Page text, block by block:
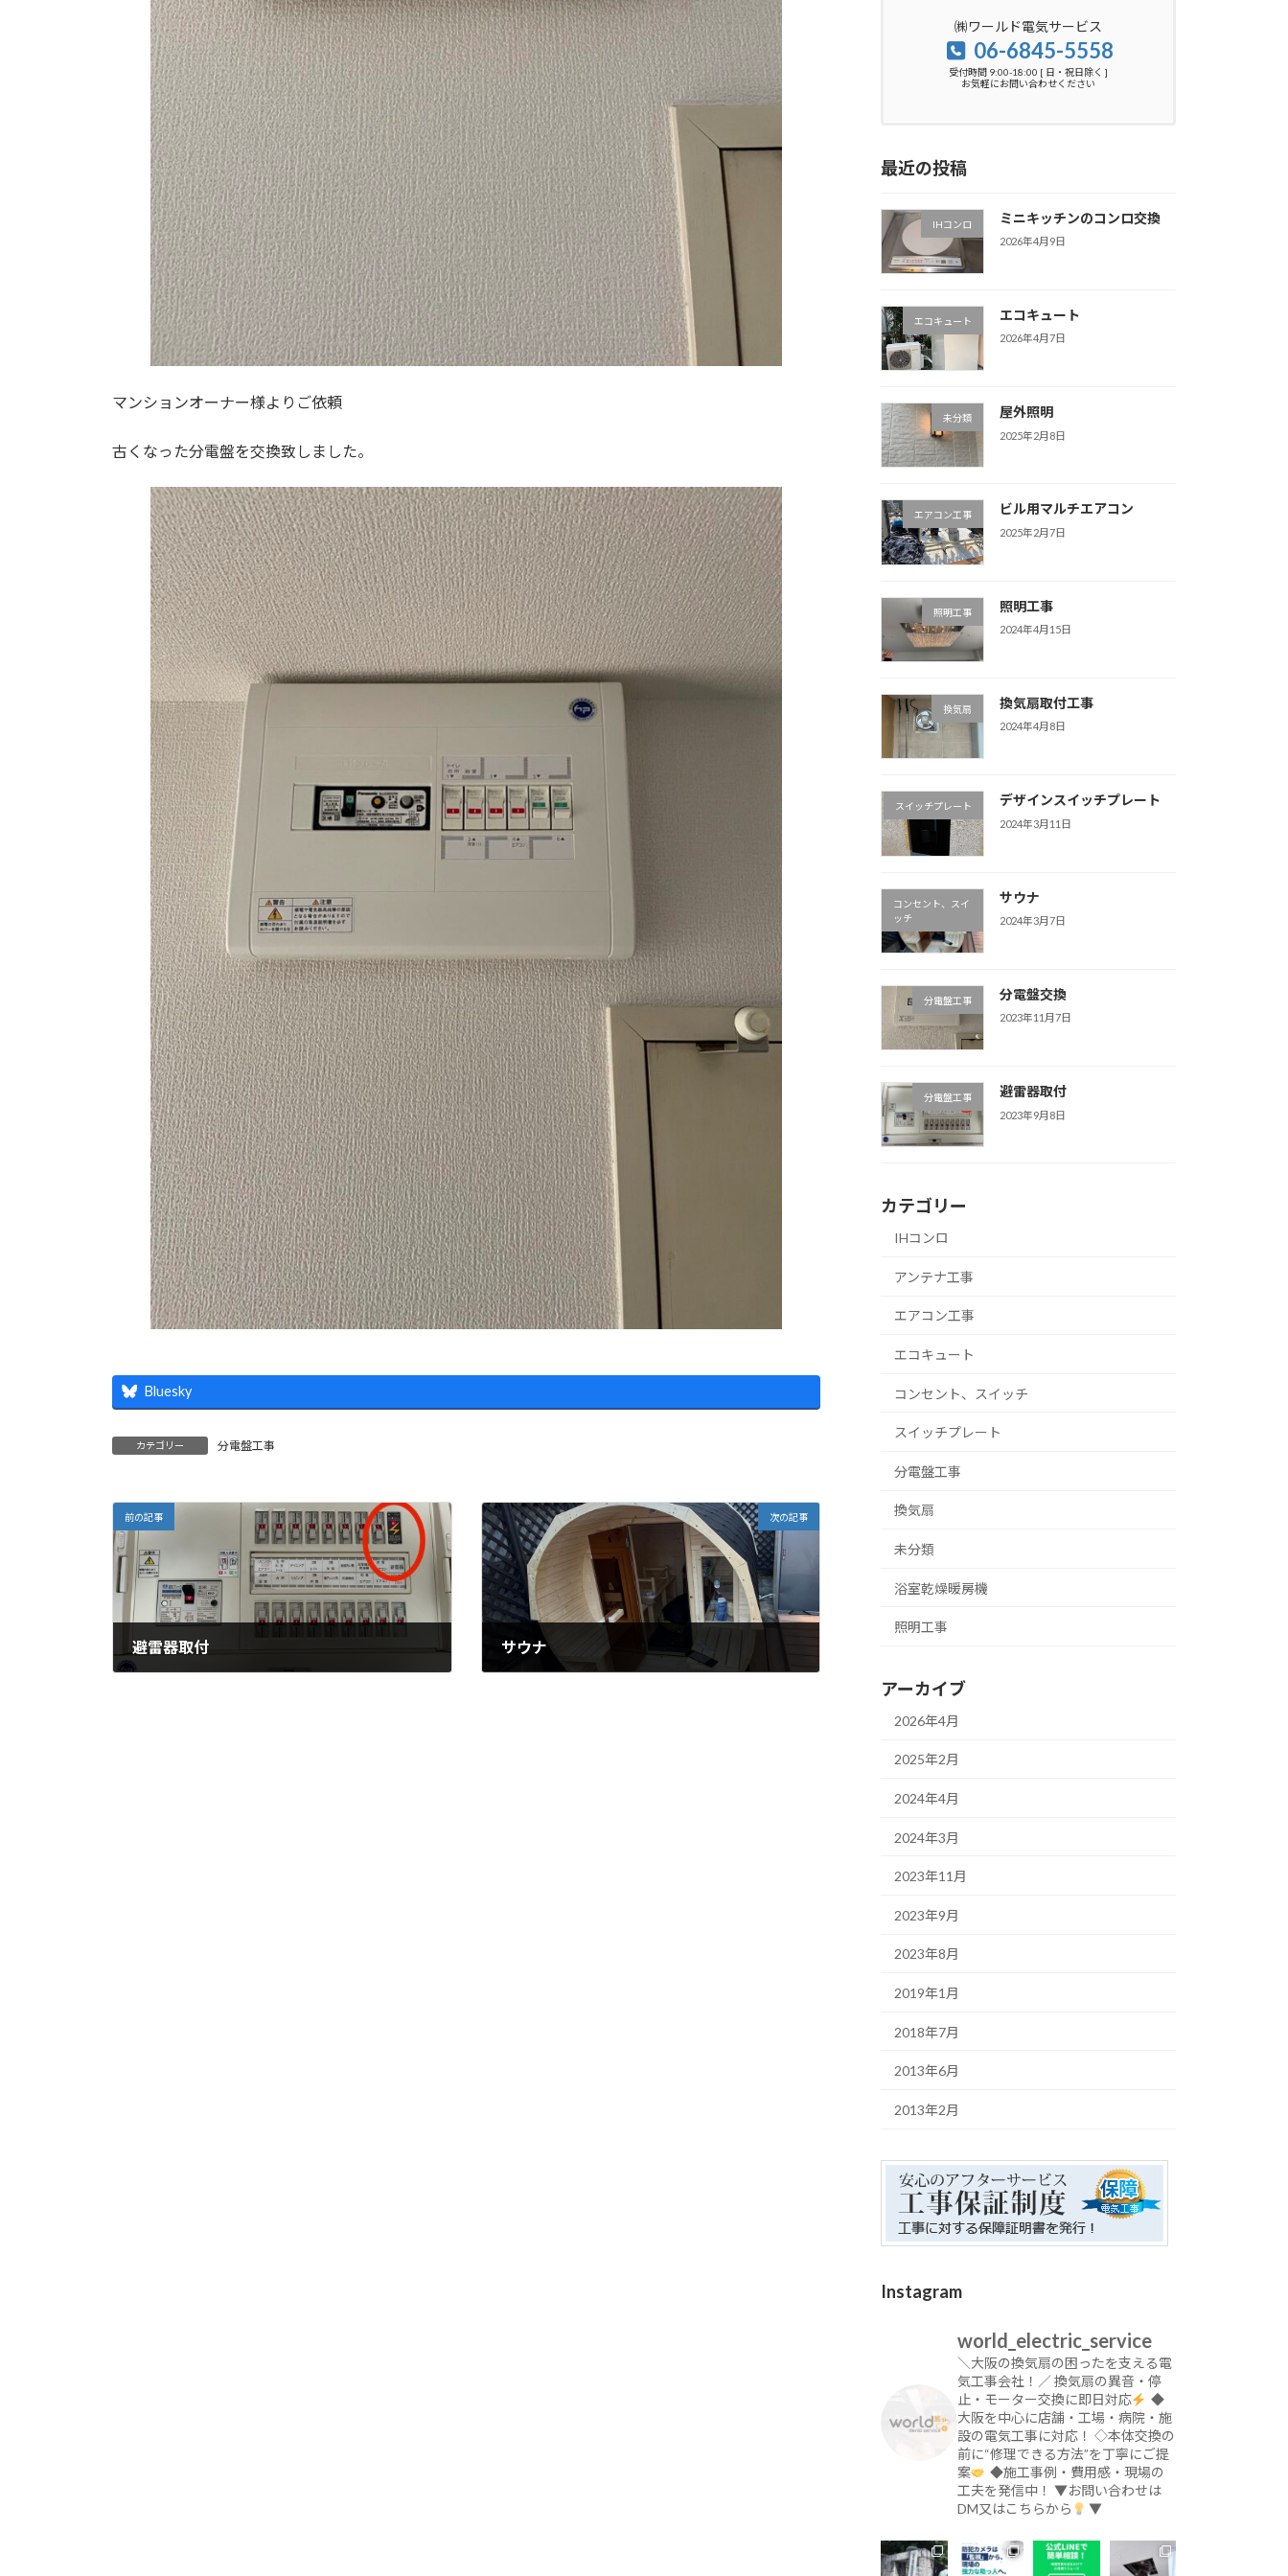
マンションオーナー様よりご依頼
古くなった分電盤を交換致しました。
Bluesky
カテゴリー 分電盤工事
前の記事
避雷器取付
次の記事
サウナ
㈱ワールド電気サービス
06-6845-5558
受付時間 9:00-18:00 [ 日・祝日除く ]
お気軽にお問い合わせください
最近の投稿
IHコンロ ミニキッチンのコンロ交換
2026年4月9日
エコキュート エコキュート
2026年4月7日
未分類 屋外照明
2025年2月8日
エアコン工事 ビル用マルチエアコン
2025年2月7日
照明工事 照明工事
2024年4月15日
換気扇 換気扇取付工事
2024年4月8日
スイッチプレート デザインスイッチプレート
2024年3月11日
コンセント、スイ
ッチ
サウナ
2024年3月7日
分電盤工事 分電盤交換
2023年11月7日
分電盤工事 避雷器取付
2023年9月8日
カテゴリー
IHコンロ
アンテナ工事
エアコン工事
エコキュート
コンセント、スイッチ
スイッチプレート
分電盤工事
換気扇
未分類
浴室乾燥暖房機
照明工事
アーカイブ
2026年4月
2025年2月
2024年4月
2024年3月
2023年11月
2023年9月
2023年8月
2019年1月
2018年7月
2013年6月
2013年2月
Instagram
world_electric_service
＼大阪の換気扇の困ったを支える電
気工事会社！／換気扇の異音・停
止・モーター交換に即日対応
◆
大阪を中心に店舗・工場・病院・施
設の電気工事に対応！ ◇本体交換の
前に“修理できる方法”を丁寧にご提
案
◆施工事例・費用感・現場の
工夫を発信中！ ▼お問い合わせは
DM又はこちらから
▼